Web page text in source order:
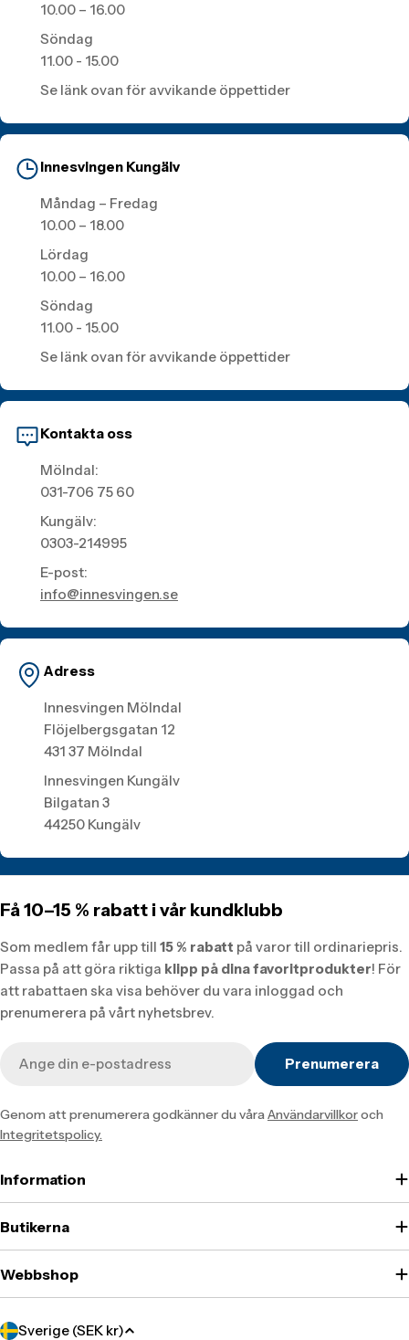
10.00 – 16.00
Söndag
11.00 - 15.00
Se länk ovan för avvikande öppettider
Innesvingen Kungälv
Måndag – Fredag
10.00 – 18.00
Lördag
10.00 – 16.00
Söndag
11.00 - 15.00
Se länk ovan för avvikande öppettider
Kontakta oss
Mölndal:
031-706 75 60
Kungälv:
0303-214995
E-post:
info@innesvingen.se
Adress
Innesvingen Mölndal
Flöjelbergsgatan 12
431 37 Mölndal
Innesvingen Kungälv
Bilgatan 3
44250 Kungälv
Få 10–15 % rabatt i vår kundklubb
Som medlem får upp till 15 % rabatt på varor till ordinariepris.
Passa på att göra riktiga klipp på dina favoritprodukter! För
att rabattaen ska visa behöver du vara inloggad och
prenumerera på vårt nyhetsbrev.
post
Prenumerera
Genom att prenumerera godkänner du våraAnvändarvillkoroch
Integritetspolicy.
Information
Butikerna
Webbshop
Translation Sverige (SEK kr)